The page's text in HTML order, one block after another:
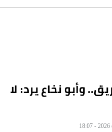
وأبو نخاع يرد: لا